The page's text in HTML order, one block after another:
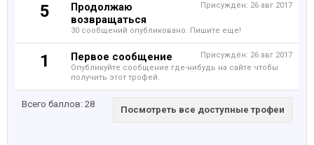
5 Присуждён: 26 авг 2017
Продолжаю
возвращаться
30 сообщений опубликовано. Пишите еще!
1 Присуждён: 26 авг 2017
Первое сообщение
Опубликуйте сообщение где-нибудь на сайте чтобы
получить этот трофей.
Всего баллов: 28
Посмотреть все доступные трофеи